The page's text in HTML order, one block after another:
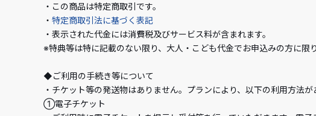
・この商品は特定商取引です。
・ 特定商取引法に基づく表記
・表示された代金には消費税及びサービス料が含まれます。
※特典等は特に記載のない限り、大人・こども代金でお申込みの方に限
◆ご利用の手続き等について
・チケット等の発送物はありません。プランにより、以下の利用方法が
①電子チケット